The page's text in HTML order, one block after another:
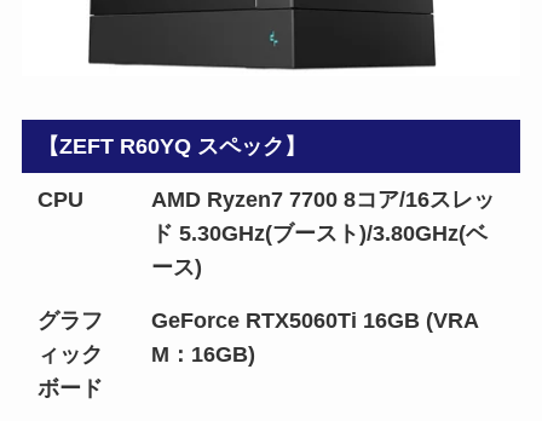
【ZEFT R60YQ スペック】
CPU
AMD Ryzen7 7700 8コア/16スレッ
ド 5.30GHz(ブースト)/3.80GHz(ベ
ース)
グラフ
ィック
ボード
GeForce RTX5060Ti 16GB (VRA
M：16GB)